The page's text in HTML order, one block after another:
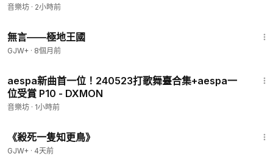
音樂坊 · 2小時前
無言——極地王國
GJW+ · 8個月前
aespa新曲首一位！240523打歌舞臺合集+aespa一
位受賞 P10 - DXMON
音樂坊 · 1小時前
《殺死一隻知更鳥》
GJW+ · 4天前